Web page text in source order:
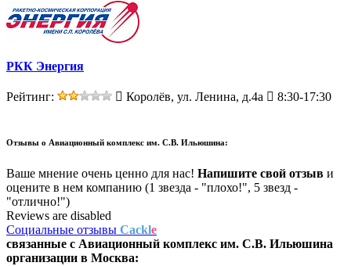
РКК Энергия
Рейтинг: Королёв, ул. Ленина, д.4а 8:30-17:30
Отзывы о Авиационный комплекс им. С.В. Ильюшина:
Ваше мнение очень ценно для нас! Напишите свой отзыв и
оцените в нем компанию (1 звезда - "плохо!", 5 звезд -
"отлично!")
Reviews are disabled
Социальные отзывы Cackle
связанные с Авиационный комплекс им. С.В. Ильюшина
организации в Москва: